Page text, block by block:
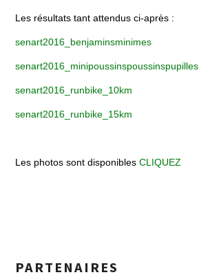
Les résultats tant attendus ci-après :
senart2016_benjaminsminimes
senart2016_minipoussinspoussinspupilles
senart2016_runbike_10km
senart2016_runbike_15km
Les photos sont disponiblesCLIQUEZ
PARTENAIRES